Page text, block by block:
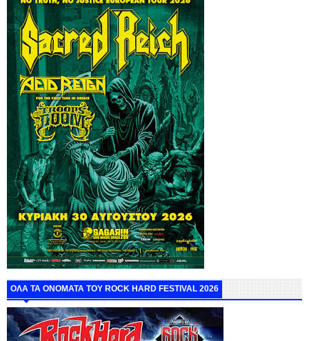
ΟΛΑ ΤΑ ΟΝΟΜΑΤΑ ΤΟΥ ROCK HARD FESTIVAL 2026